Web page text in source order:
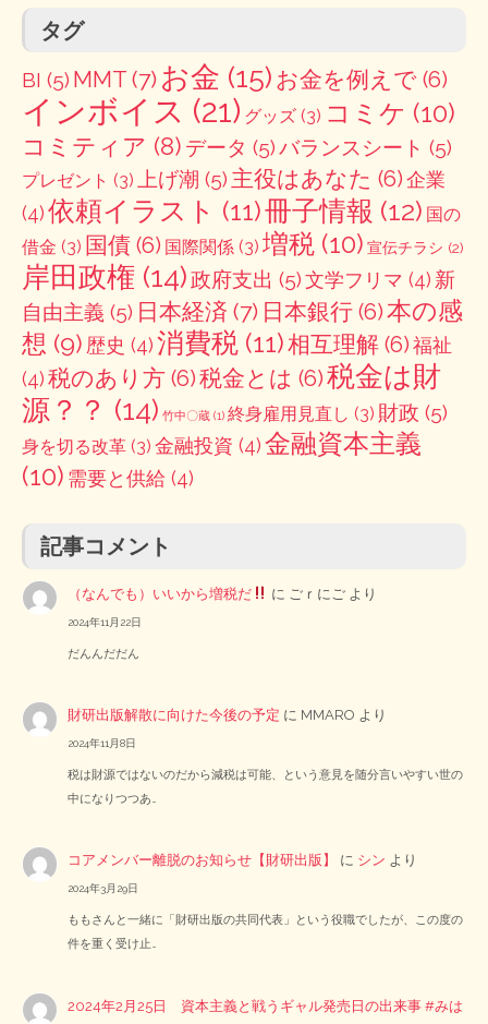
タグ
BI (5) MMT (7) お金 (15) お金を例えで (6)
インボイス (21) グッズ (3) コミケ (10)
コミティア (8) データ (5)バランスシート (5)
プレゼント (3) 上げ潮 (5) 主役はあなた (6)企業
(4)依頼イラスト (11)冊子情報 (12) 国の
借金 (3) 国債 (6) 国際関係 (3) 増税 (10) 宣伝チラシ (2)
岸田政権 (14)政府支出 (5)文学フリマ (4) 新
自由主義 (5) 日本経済 (7) 日本銀行 (6)本の感
想 (9) 歴史 (4)消費税 (11)相互理解 (6)福祉
(4)税のあり方 (6)税金とは (6)税金は財
源？？ (14) 竹中〇蔵 (1) 終身雇用見直し (3) 財政 (5)
身を切る改革 (3) 金融投資 (4)金融資本主義
(10) 需要と供給 (4)
記事コメント
（なんでも）いいから増税だ に ごｒにご より
2024年11月22日
だんんだだん
財研出版解散に向けた今後の予定 に MMARO より
2024年11月8日
税は財源ではないのだから減税は可能、という意見を随分言いやすい世の
中になりつつあ…
コアメンバー離脱のお知らせ【財研出版】 に シン より
2024年3月29日
ももさんと一緒に「財研出版の共同代表」という役職でしたが、この度の
件を重く受け止…
2024年2月25日 資本主義と戦うギャル発売日の出来事 #みは